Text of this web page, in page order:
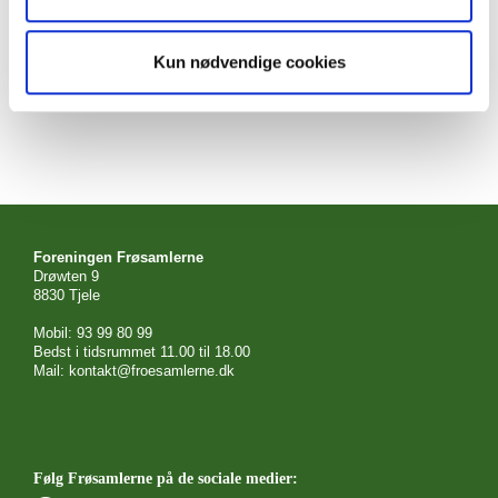
Kun nødvendige cookies
Foreningen Frøsamlerne
Drøwten 9
8830 Tjele
Mobil: 93 99 80 99
Bedst i tidsrummet 11.00 til 18.00
Mail: kontakt@froesamlerne.dk
Følg Frøsamlerne på de sociale medier: